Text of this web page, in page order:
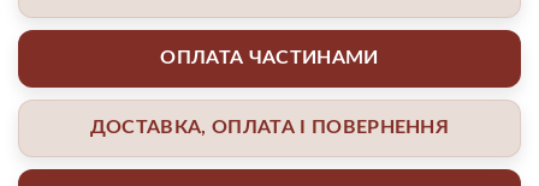
ОПЛАТА ЧАСТИНАМИ
ДОСТАВКА, ОПЛАТА І ПОВЕРНЕННЯ